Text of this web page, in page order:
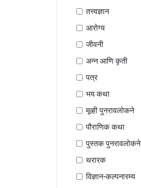
तत्त्वज्ञान
आरोग्य
जीवनी
अन्न आणि कृती
पत्र
भय कथा
मूव्ही पुनरावलोकने
पौराणिक कथा
पुस्तक पुनरावलोकने
थरारक
विज्ञान-कल्पनारम्य